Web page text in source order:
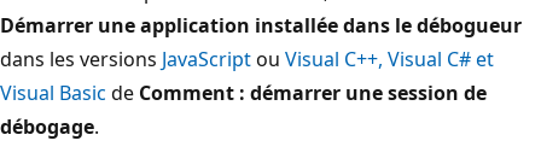
Démarrer une application installée dans le débogueur
dans les versions JavaScriptou Visual C++, Visual C# et
Visual Basic de Comment : démarrer une session de
débogage.